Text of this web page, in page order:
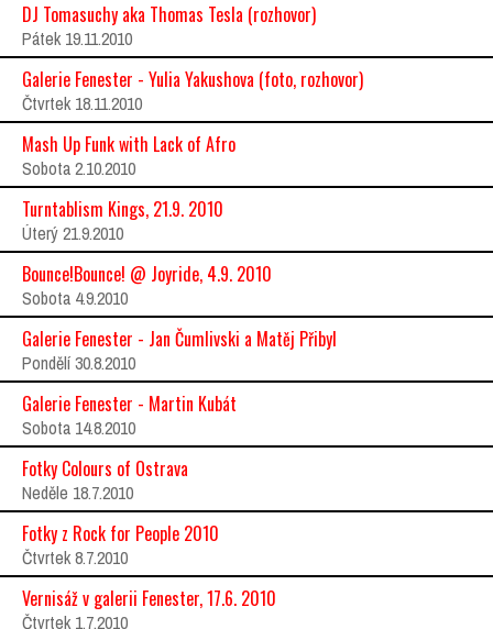
DJ Tomasuchy aka Thomas Tesla (rozhovor)
Pátek 19.11.2010
Galerie Fenester - Yulia Yakushova (foto, rozhovor)
Čtvrtek 18.11.2010
Mash Up Funk with Lack of Afro
Sobota 2.10.2010
Turntablism Kings, 21.9. 2010
Úterý 21.9.2010
Bounce!Bounce! @ Joyride, 4.9. 2010
Sobota 4.9.2010
Galerie Fenester - Jan Čumlivski a Matěj Přibyl
Pondělí 30.8.2010
Galerie Fenester - Martin Kubát
Sobota 14.8.2010
Fotky Colours of Ostrava
Neděle 18.7.2010
Fotky z Rock for People 2010
Čtvrtek 8.7.2010
Vernisáž v galerii Fenester, 17.6. 2010
Čtvrtek 1.7.2010